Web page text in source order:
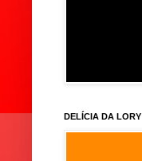
DELÍCIA DA LORY